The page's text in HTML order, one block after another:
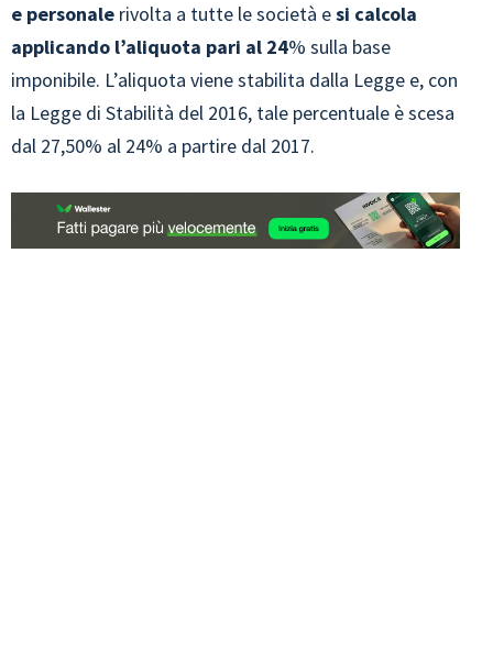
e personale rivolta a tutte le società esi calcola
applicando l’aliquota pari al 24% sulla base
imponibile. L’aliquota viene stabilita dalla Legge e, con
la Legge di Stabilità del 2016, tale percentuale è scesa
dal 27,50% al 24% a partire dal 2017.